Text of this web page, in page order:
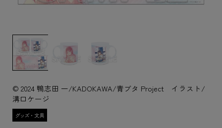
© 2024 鴨志田 一/KADOKAWA/青ブタ Project イラスト/
溝口ケージ